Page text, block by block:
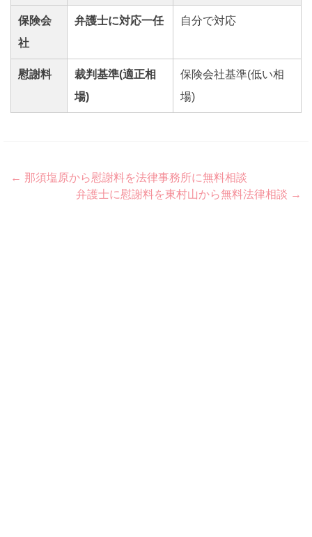
保険会
社
弁護士に対応一任 自分で対応
慰謝料
裁判基準(適正相
場)
保険会社基準(低い相
場)
Post
navigation
← 那須塩原から慰謝料を法律事務所に無料相談
弁護士に慰謝料を東村山から無料法律相談 →